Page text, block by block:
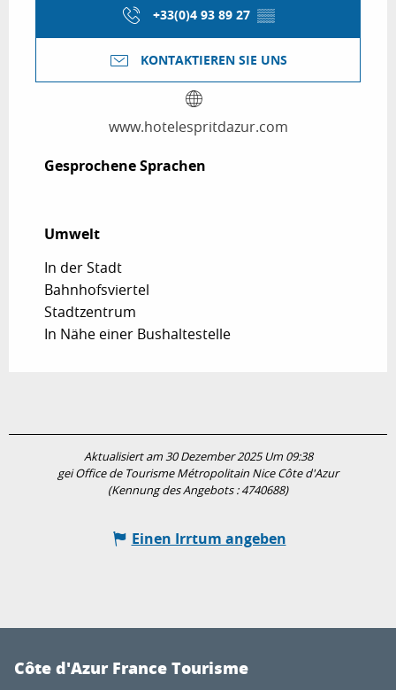
+33(0)4 93 89 27 ▒▒
KONTAKTIEREN SIE UNS
www.hotelespritdazur.com
Gesprochene Sprachen
Gesprochene Sprachen
Umwelt
Umwelt
In der Stadt
Bahnhofsviertel
Stadtzentrum
In Nähe einer Bushaltestelle
Aktualisiert am 30 Dezember 2025 Um 09:38
gei Office de Tourisme Métropolitain Nice Côte d'Azur
(Kennung des Angebots :4740688)
Einen Irrtum angeben
Côte d'Azur France Tourisme